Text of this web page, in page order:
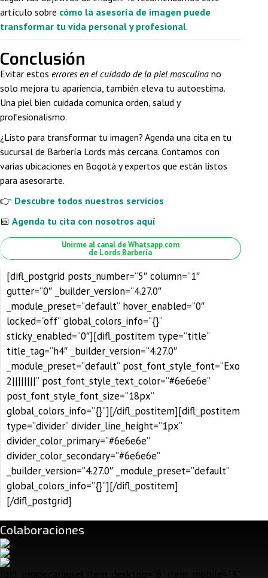
artículo sobre cómo la asesoría de imagen puede
transformar tu vida personal y profesional.
Conclusión
Evitar estos errores en el cuidado de la piel masculina no
solo mejora tu apariencia, también eleva tu autoestima.
Una piel bien cuidada comunica orden, salud y
profesionalismo.
¿Listo para transformar tu imagen? Agenda una cita en tu
sucursal de Barbería Lords más cercana. Contamos con
varias ubicaciones en Bogotá y expertos que están listos
para asesorarte.
👉 Descubre todos nuestros servicios
📅 Agenda tu cita con nosotros aquí
Unirme al canal de Whatsapp.com
de Lords Barbería
[difl_postgrid posts_number=”5″ column=”1″
gutter=”0″ _builder_version=”4.27.0″
_module_preset=”default” hover_enabled=”0″
locked=”off” global_colors_info=”{}”
sticky_enabled=”0″][difl_postitem type=”title”
title_tag=”h4″ _builder_version=”4.27.0″
_module_preset=”default” post_font_style_font=”Exo
2||||||||” post_font_style_text_color=”#6e6e6e”
post_font_style_font_size=”18px”
global_colors_info=”{}”][/difl_postitem][difl_postitem
type=”divider” divider_line_height=”1px”
divider_color_primary=”#6e6e6e”
divider_color_secondary=”#6e6e6e”
_builder_version=”4.27.0″ _module_preset=”default”
global_colors_info=”{}”][/difl_postitem]
[/difl_postgrid]
Colaboraciones